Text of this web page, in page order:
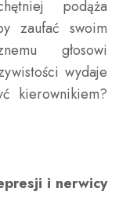
podąża
zaufać swoim
głosowi
wydaje
kierownikiem?
i nerwicy